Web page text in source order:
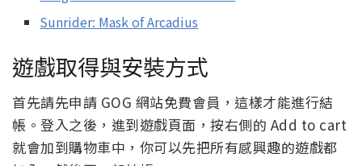
Sunrider: Mask of Arcadius
遊戲取得與安裝方式
首先請先申請 GOG 網站免費會員，這樣才能進行結
帳。登入之後，進到遊戲頁面，按右側的 Add to cart
就會加到購物車中，你可以先把所有感興趣的遊戲都